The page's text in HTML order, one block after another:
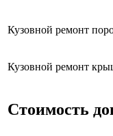
Кузовной ремонт
Кузовной ремонт
Стоимость